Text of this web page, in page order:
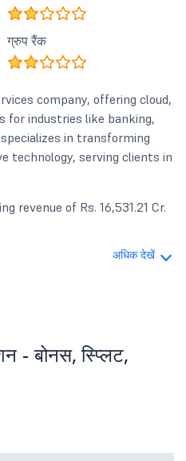
ग्रुप रैंक
company, offering cloud,
for industries like banking,
in transforming
technology, serving clients in
revenue of Rs. 16,531.21 Cr.
अधिक देखें
- बोनस, स्प्लिट,